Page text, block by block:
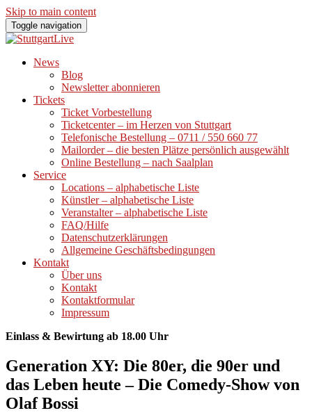
Skip to main content
Toggle navigation
News
Blog
Newsletter abonnieren
Tickets
Ticket Vorbestellung
Ticketcenter – im Herzen von Stuttgart
Telefonische Bestellung – 0711 / 550 660 77
Mailorder – die besten Plätze persönlich ausgewählt
Online Bestellung – nach Saalplan
Service
Locations – alphabetische Liste
Künstler – alphabetische Liste
Veranstalter – alphabetische Liste
FAQ/Hilfe
Datenschutzerklärungen
Allgemeine Geschäftsbedingungen
Kontakt
Über uns
Kontakt
Kontaktformular
Impressum
Einlass & Bewirtung ab 18.00 Uhr
Generation XY: Die 80er, die 90er und
das Leben heute – Die Comedy-Show von
Olaf Bossi